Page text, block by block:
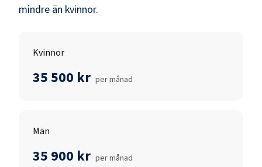
mindre än kvinnor.
Kvinnor
35 500 kr per månad
Män
35 900 kr per månad